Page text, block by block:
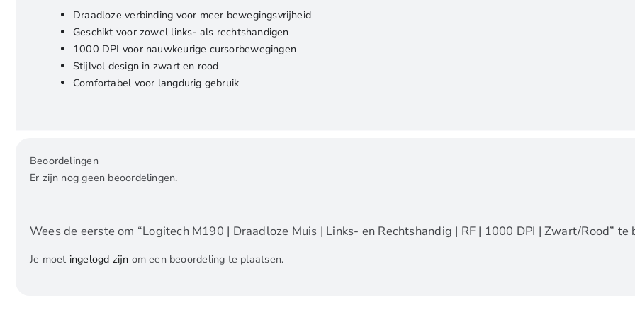
Draadloze verbinding voor meer bewegingsvrijheid
Geschikt voor zowel links- als rechtshandigen
1000 DPI voor nauwkeurige cursorbewegingen
Stijlvol design in zwart en rood
Comfortabel voor langdurig gebruik
Beoordelingen
Er zijn nog geen beoordelingen.
Wees de eerste om “Logitech M190 | Draadloze Muis | Links- en Rechtshandig | RF | 1000 DPI | Zwart/Rood” te
Je moet ingelogd zijn om een beoordeling te plaatsen.